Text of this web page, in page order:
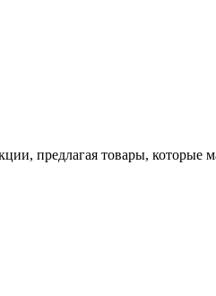
предлагая товары, которые